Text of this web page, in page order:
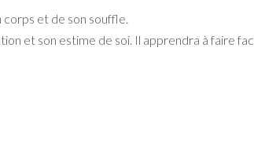
et de son souffle.
et son estime de soi. Il apprendra à faire